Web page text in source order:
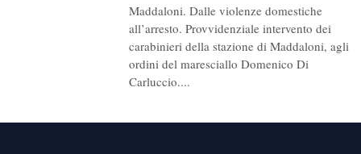
Maddaloni. Dalle violenze domestiche
all’arresto. Provvidenziale intervento dei
carabinieri della stazione di Maddaloni, agli
ordini del maresciallo Domenico Di
Carluccio....